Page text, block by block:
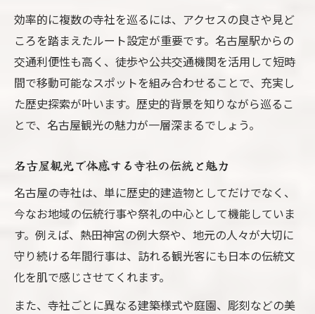
名古屋観光寺社で得られるご利益を徹底解
説
パワースポット巡りを楽しむ名古屋観光の
極意
名古屋観光でパワースポットとの出会い体
お寺と神社のパワースポットを名古屋観光
で堪能
寺社の御利益を体感する名古屋観光ルート
名古屋観光で叶えるご利益巡りのコツ
名古屋観光おすすめご利益ルートの選び方
寺社ごとに違う名古屋観光の御利益体験
名古屋観光で願いを叶える参拝ルート紹介
効率的に複数の寺社を巡るには、アクセスの良さや見ど
ころを踏まえたルート設定が重要です。名古屋駅からの
交通利便性も高く、徒歩や公共交通機関を活用して短時
間で移動可能なスポットを組み合わせることで、充実し
た歴史探索が叶います。歴史的背景を知りながら巡るこ
とで、名古屋観光の魅力が一層深まるでしょう。
名古屋観光で体感する寺社の伝統と魅力
名古屋の寺社は、単に歴史的建造物としてだけでなく、
今なお地域の伝統行事や祭礼の中心として機能していま
す。例えば、熱田神宮の例大祭や、地元の人々が大切に
守り続ける年間行事は、訪れる観光客にも日本の伝統文
化を肌で感じさせてくれます。
また、寺社ごとに異なる建築様式や庭園、彫刻などの美